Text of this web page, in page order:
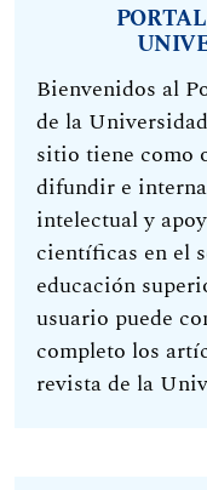
Bienvenidos al
de la
sitio tiene como
difundir e
intelectual y
científicas en el
educación
usuario puede
completo los
revista de la